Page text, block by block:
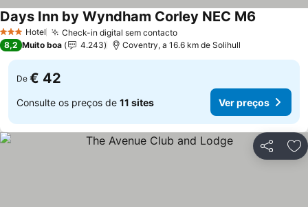
3 EstrelasHotel Check-in digital sem contacto
Days Inn by Wyndham Corley NEC M6
8,2 Muito boa 4.243 Coventry, a 16.6 km de Solihull
De € 42
Consulte os preços de 11 sites Ver preços
Partilhar